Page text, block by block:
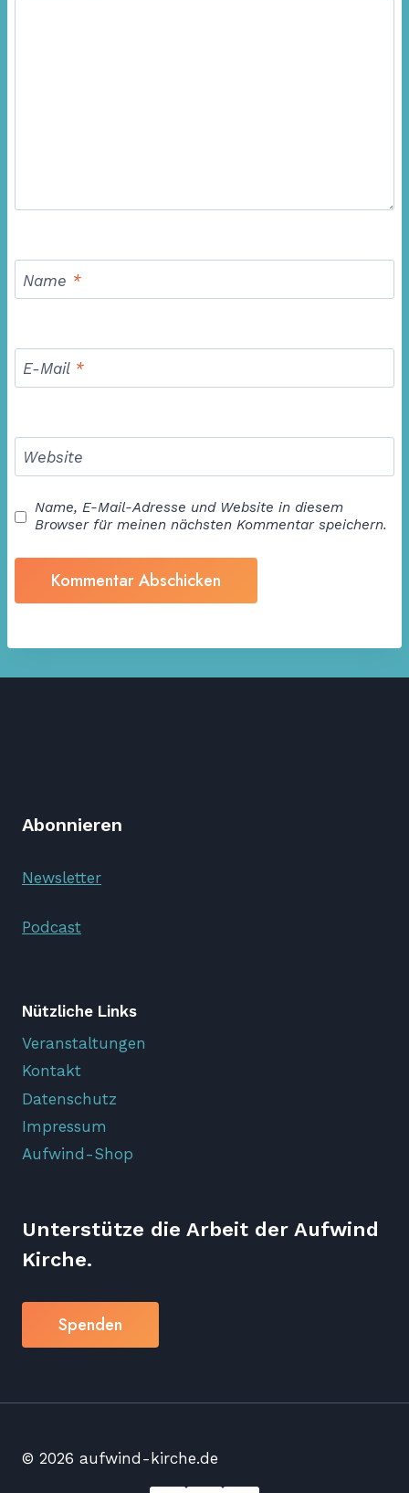
Name *
E-Mail *
Website
Name, E-Mail-Adresse und Website in diesem
Browser für meinen nächsten Kommentar speichern.
Abonnieren
Newsletter
Podcast
Nützliche Links
Veranstaltungen
Kontakt
Datenschutz
Impressum
Aufwind-Shop
Unterstütze die Arbeit der Aufwind
Kirche.
Spenden
© 2026 aufwind-kirche.de